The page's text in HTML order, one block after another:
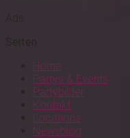
Home
Partys & Events
Partybilder
Kontakt
Locations
Newsblog